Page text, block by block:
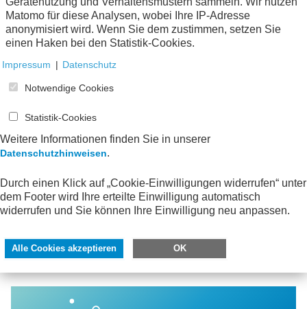
Ihre Bestellung
Preis 0,00 Euro
Menge
Matomo für diese Analysen, wobei Ihre IP-Adresse
anonymisiert wird. Wenn Sie dem zustimmen, setzen Sie
einen Haken bei den Statistik-Cookies.
Impressum | Datenschutz
Notwendige Cookies
Statistik-Cookies
Weitere Informationen finden Sie in unserer
Datenschutzhinweisen.
Durch einen Klick auf „Cookie-Einwilligungen widerrufen“ unter
dem Footer wird Ihre erteilte Einwilligung automatisch
widerrufen und Sie können Ihre Einwilligung neu anpassen.
Alle Cookies akzeptieren OK